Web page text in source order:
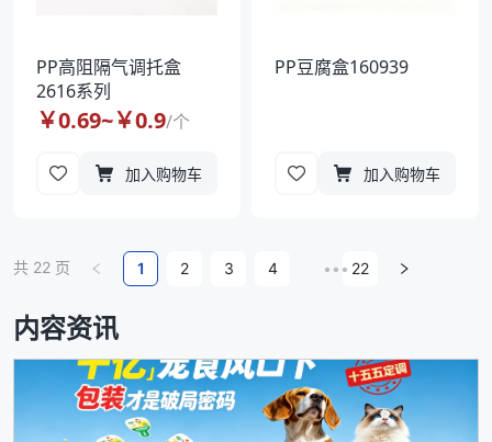
PP高阻隔气调托盒
2616系列
￥0.69~￥0.9/个
加入购物车
PP豆腐盒160939
加入购物车
共 22 页 1 2 3 4 ••• 22
内容资讯